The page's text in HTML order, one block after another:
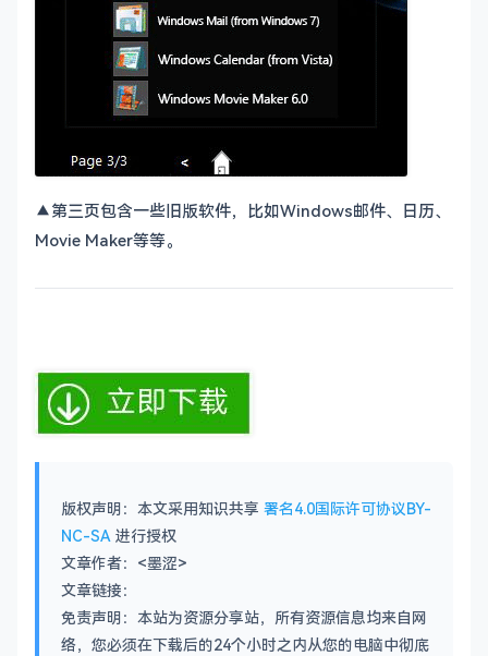
▲第三页包含一些旧版软件，比如Windows邮件、日历、
Movie Maker等等。
版权声明：本文采用知识共享 署名4.0国际许可协议BY-
NC-SA 进行授权
文章作者：<墨涩>
文章链接：
免责声明：本站为资源分享站，所有资源信息均来自网
络，您必须在下载后的24个小时之内从您的电脑中彻底